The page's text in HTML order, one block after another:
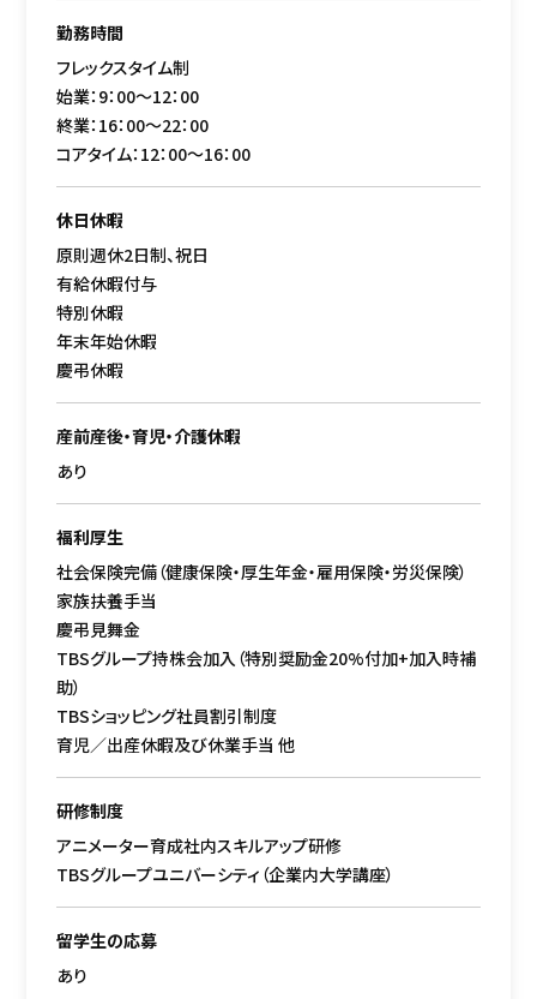
勤務時間
フレックスタイム制
始業：9：00～12：00
終業：16：00～22：00
コアタイム：12：00～16：00
休日休暇
原則週休2日制、祝日
有給休暇付与
特別休暇
年末年始休暇
慶弔休暇
産前産後・育児・介護休暇
あり
福利厚生
社会保険完備（健康保険・厚生年金・雇用保険・労災保険）
家族扶養手当
慶弔見舞金
TBSグループ持株会加入（特別奨励金20%付加+加入時補
助）
TBSショッピング社員割引制度
育児／出産休暇及び休業手当 他
研修制度
アニメーター育成社内スキルアップ研修
TBSグループユニバーシティ（企業内大学講座）
留学生の応募
あり